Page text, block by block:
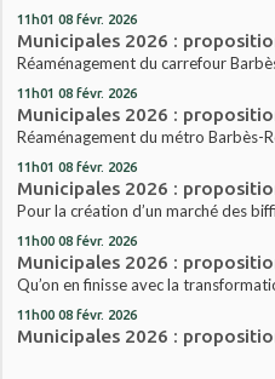
11h01 08 févr. 2026
Municipales 2026 :
Réaménagement du carrefour
11h01 08 févr. 2026
Municipales 2026 :
Réaménagement du métro Barbès-
11h01 08 févr. 2026
Municipales 2026 :
Pour la création d’un marché des
11h00 08 févr. 2026
Municipales 2026 :
Qu’on en finisse avec la
11h00 08 févr. 2026
Municipales 2026 :